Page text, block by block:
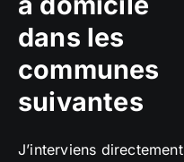
dans les
communes
suivantes
J’interviens directement